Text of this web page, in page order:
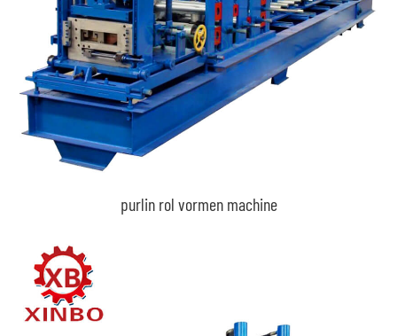
purlin rol vormen machine